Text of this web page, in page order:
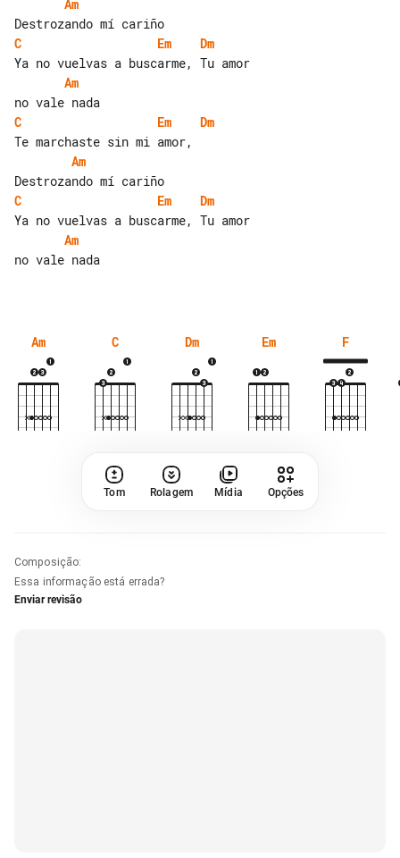
Am
C
Em
Dm
Am
C
Em
Dm
Am
C
Em
Dm
Am
no vale nada
Am C Dm Em F
Tom Rolagem Mídia Opções
Composição:
Essa informação está errada?
Enviar revisão